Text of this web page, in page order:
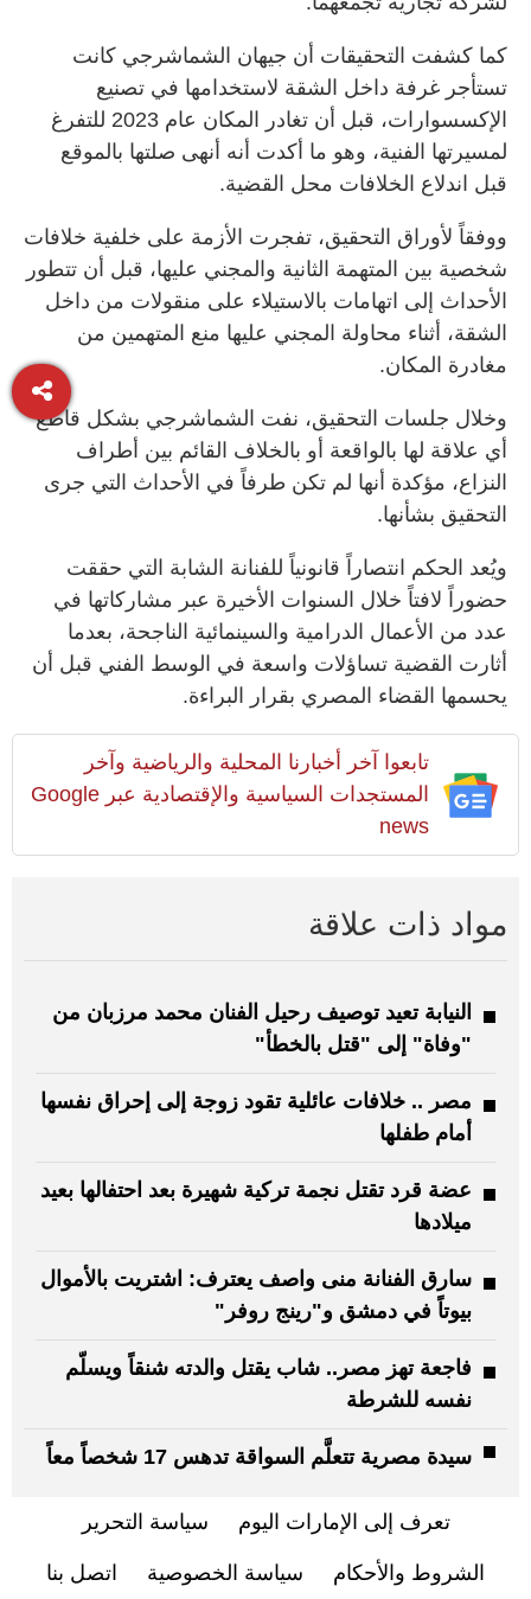
كما كشفت التحقيقات أن جيهان الشماشرجي كانت
تستأجر غرفة داخل الشقة لاستخدامها في تصنيع
الإكسسوارات، قبل أن تغادر المكان عام 2023 للتفرغ
لمسيرتها الفنية، وهو ما أكدت أنه أنهى صلتها بالموقع
قبل اندلاع الخلافات محل القضية.
ووفقاً لأوراق التحقيق، تفجرت الأزمة على خلفية خلافات
شخصية بين المتهمة الثانية والمجني عليها، قبل أن تتطور
الأحداث إلى اتهامات بالاستيلاء على منقولات من داخل
الشقة، أثناء محاولة المجني عليها منع المتهمين من
مغادرة المكان.
وخلال جلسات التحقيق، نفت الشماشرجي بشكل قاطع
أي علاقة لها بالواقعة أو بالخلاف القائم بين أطراف
النزاع، مؤكدة أنها لم تكن طرفاً في الأحداث التي جرى
التحقيق بشأنها.
ويُعد الحكم انتصاراً قانونياً للفنانة الشابة التي حققت
حضوراً لافتاً خلال السنوات الأخيرة عبر مشاركاتها في
عدد من الأعمال الدرامية والسينمائية الناجحة، بعدما
أثارت القضية تساؤلات واسعة في الوسط الفني قبل أن
يحسمها القضاء المصري بقرار البراءة.
تابعوا آخر أخبارنا المحلية والرياضية وآخر
المستجدات السياسية والإقتصادية عبر Google
news
مواد ذات علاقة
النيابة تعيد توصيف رحيل الفنان محمد مرزبان من
"وفاة" إلى "قتل بالخطأ"
مصر .. خلافات عائلية تقود زوجة إلى إحراق نفسها
أمام طفلها
عضة قرد تقتل نجمة تركية شهيرة بعد احتفالها بعيد
ميلادها
سارق الفنانة منى واصف يعترف: اشتريت بالأموال
بيوتاً في دمشق و"رينج روفر"
فاجعة تهز مصر.. شاب يقتل والدته شنقاً ويسلّم
نفسه للشرطة
سيدة مصرية تتعلَّم السواقة تدهس 17 شخصاً معاً
تعرف إلى الإمارات اليوم سياسة التحرير
الشروط والأحكام سياسة الخصوصية اتصل بنا